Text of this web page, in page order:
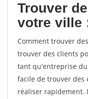
Trouver
votre ville
Comment trouver
trouver des clients
tant qu'entreprise
facile de trouver des
réaliser rapidement.